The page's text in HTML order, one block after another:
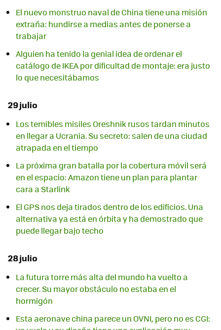
El nuevo monstruo naval de China tiene una misión
extraña: hundirse a medias antes de ponerse a
trabajar
Alguien ha tenido la genial idea de ordenar el
catálogo de IKEA por dificultad de montaje: era justo
lo que necesitábamos
29 julio
Los temibles misiles Oreshnik rusos tardan minutos
en llegar a Ucrania. Su secreto: salen de una ciudad
atrapada en el tiempo
La próxima gran batalla por la cobertura móvil será
en el espacio: Amazon tiene un plan para plantar
cara a Starlink
El GPS nos deja tirados dentro de los edificios. Una
alternativa ya está en órbita y ha demostrado que
puede llegar bajo techo
28 julio
La futura torre más alta del mundo ha vuelto a
crecer. Su mayor obstáculo no estaba en el
hormigón
Esta aeronave china parece un OVNI, pero no es CGI: